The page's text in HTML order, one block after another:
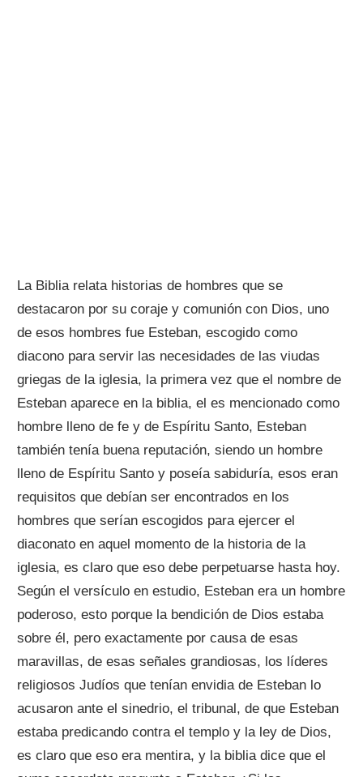
La Biblia relata historias de hombres que se
destacaron por su coraje y comunión con Dios, uno
de esos hombres fue Esteban, escogido como
diacono para servir las necesidades de las viudas
griegas de la iglesia, la primera vez que el nombre de
Esteban aparece en la biblia, el es mencionado como
hombre lleno de fe y de Espíritu Santo, Esteban
también tenía buena reputación, siendo un hombre
lleno de Espíritu Santo y poseía sabiduría, esos eran
requisitos que debían ser encontrados en los
hombres que serían escogidos para ejercer el
diaconato en aquel momento de la historia de la
iglesia, es claro que eso debe perpetuarse hasta hoy.
Según el versículo en estudio, Esteban era un hombre
poderoso, esto porque la bendición de Dios estaba
sobre él, pero exactamente por causa de esas
maravillas, de esas señales grandiosas, los líderes
religiosos Judíos que tenían envidia de Esteban lo
acusaron ante el sinedrio, el tribunal, de que Esteban
estaba predicando contra el templo y la ley de Dios,
es claro que eso era mentira, y la biblia dice que el